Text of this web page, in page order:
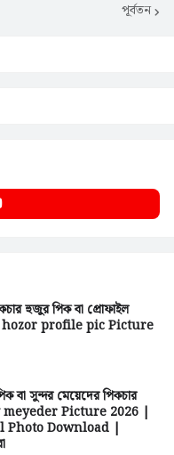
পূর্বতন
হুজুর পিক বা প্রোফাইল
| hozor profile pic Picture
বা সুন্দর মেয়েদের পিকচার
Picture 2026 |
Photo Download |